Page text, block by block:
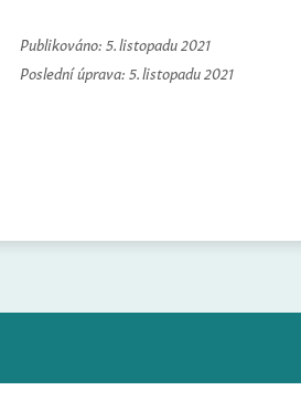
Publikováno: 5. listopadu 2021
Poslední úprava: 5. listopadu 2021